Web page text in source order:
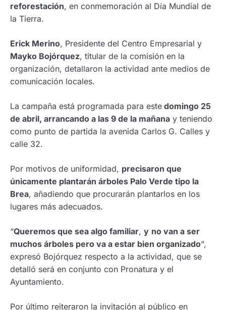
reforestación, en conmemoración al Día Mundial de
la Tierra.
Erick Merino, Presidente del Centro Empresarial y
Mayko Bojórquez, titular de la comisión en la
organización, detallaron la actividad ante medios de
comunicación locales.
La campaña está programada para este domingo 25
de abril, arrancando a las 9 de la mañana y teniendo
como punto de partida la avenida Carlos G. Calles y
calle 32.
Por motivos de uniformidad, precisaron que
únicamente plantarán árboles Palo Verde tipo la
Brea, añadiendo que procurarán plantarlos en los
lugares más adecuados.
“Queremos que sea algo familiar, y no van a ser
muchos árboles pero va a estar bien organizado“,
expresó Bojórquez respecto a la actividad, que se
detalló será en conjunto con Pronatura y el
Ayuntamiento.
Por último reiteraron la invitación al público en